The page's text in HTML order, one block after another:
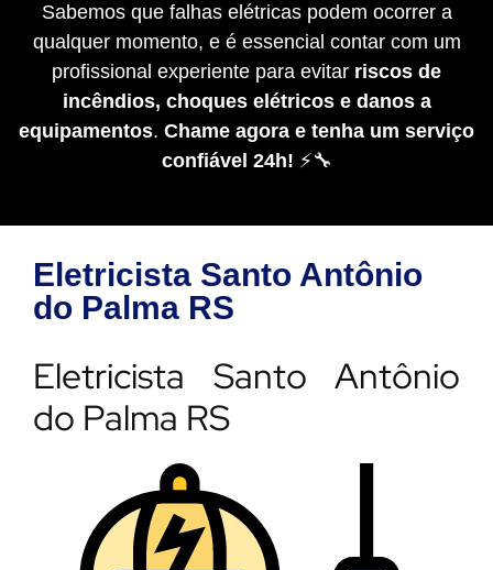
Sabemos que falhas elétricas podem ocorrer a
qualquer momento, e é essencial contar com um
profissional experiente para evitar riscos de
incêndios, choques elétricos e danos a
equipamentos. Chame agora e tenha um serviço
confiável 24h! ⚡🔧
Eletricista Santo Antônio
do Palma RS
Eletricista Santo Antônio
do Palma RS